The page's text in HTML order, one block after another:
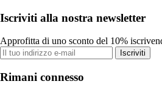
Iscriviti alla nostra newsletter
Approfitta di uno sconto del 10%
Iscriviti
Rimani connesso